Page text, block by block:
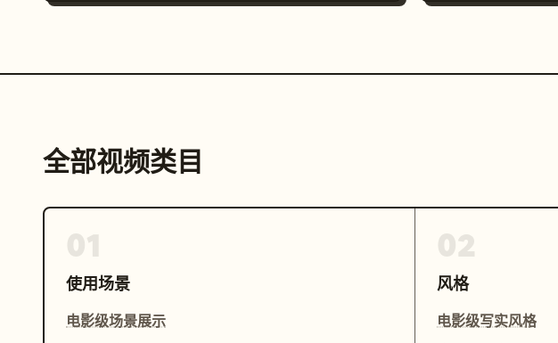
}
全部视频类目
使用场景
电影级场景展示
风格
电影级写实风格